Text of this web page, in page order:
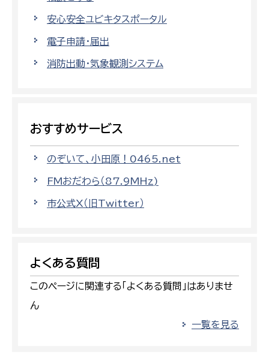
安心安全ユビキタスポータル
電子申請・届出
消防出動・気象観測システム
おすすめサービス
のぞいて、小田原！0465.net
FMおだわら（87.9MHz)
市公式X（旧Twitter）
よくある質問
このページに関連する「よくある質問」はありませ
ん
一覧を見る